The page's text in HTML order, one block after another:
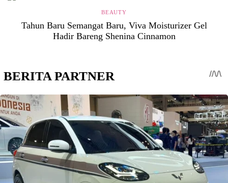
BEAUTY
Tahun Baru Semangat Baru, Viva Moisturizer Gel
Hadir Bareng Shenina Cinnamon